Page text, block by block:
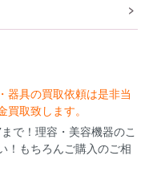
器具の買取依頼は是非当
取致します。
で！理容・美容機器のこ
！もちろんご購入のご相